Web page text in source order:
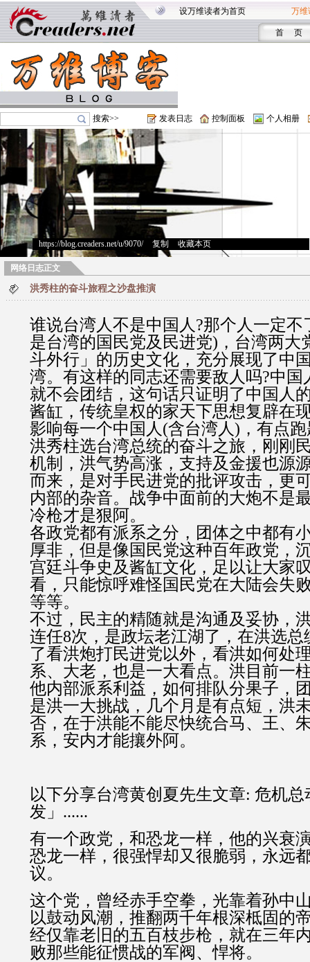
设万维读者为首页 万维
首 页
搜索>> 发表日志 控制面板 个人相册
https://blog.creaders.net/u/9070/> 复制 收藏本页
网络日志正文
洪秀柱的奋斗旅程之沙盘推演
谁说台湾人不是中国人?那个人一定不
是台湾的国民党及民进党)，台湾两大
斗外行」的历史文化，充分展现了中
湾。有这样的同志还需要敌人吗?中国
就不会团结，这句话只证明了中国人
酱缸，传统皇权的家天下思想复辟在
影响每一个中国人(含台湾人)，有点
洪秀柱选台湾总统的奋斗之旅，刚刚
机制，洪气势高涨，支持及金援也源
而来，是对手民进党的批评攻击，更
内部的杂音。战争中面前的大炮不是
冷枪才是狠阿。
各政党都有派系之分，团体之中都有
厚非，但是像国民党这种百年政党，
宫廷斗争史及酱缸文化，足以让大家
看，只能惊呼难怪国民党在大陆会失
等等。
不过，民主的精随就是沟通及妥协，
连任8次，是政坛老江湖了，在洪选
了看洪炮打民进党以外，看洪如何处
系、大老，也是一大看点。洪目前一
他内部派系利益，如何排队分果子，
是洪一大挑战，几个月是有点短，洪
否，在于洪能不能尽快统合马、王、
系，安内才能攘外阿。
以下分享台湾黄创夏先生文章: 危机
发」......
有一个政党，和恐龙一样，他的兴衰
恐龙一样，很强悍却又很脆弱，永远
议。
这个党，曾经赤手空拳，光靠着孙中
以鼓动风潮，推翻两千年根深柢固的
经仅靠老旧的五百枝步枪，就在三年
败那些能征惯战的军阀、悍将。